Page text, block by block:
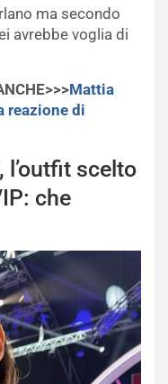
ma secondo
avrebbe voglia di
Mattia
reazione di
l’outfit scelto
che